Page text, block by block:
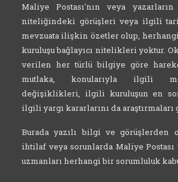
Maliye Postası'nın veya
niteliğindeki görüşleri veya ilgili
mevzuata ilişkin özetler olup,
kuruluşu bağlayıcı nitelikleri yoktur.
verilen her türlü bilgiye göre
mutlaka, konularıyla ilgili
değişiklikleri, ilgili kuruluşun en son
ilgili yargı kararlarını da araştırmaları
Burada yazılı bilgi ve görüşlerden
ihtilaf veya sorunlarda Maliye Postası
uzmanları herhangi bir sorumluluk